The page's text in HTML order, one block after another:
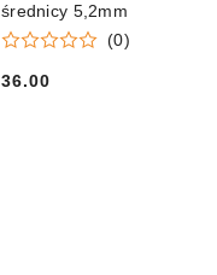
średnicy 5,2mm
(0)
Cena:
36.00